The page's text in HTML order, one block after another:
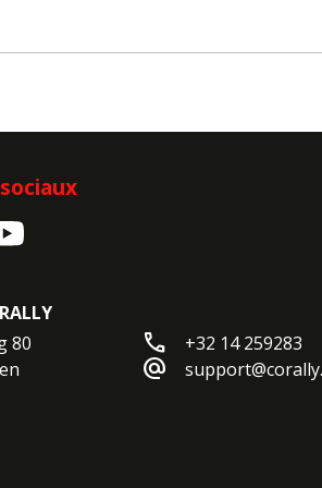
80
call +32 14 259283
alternate_email